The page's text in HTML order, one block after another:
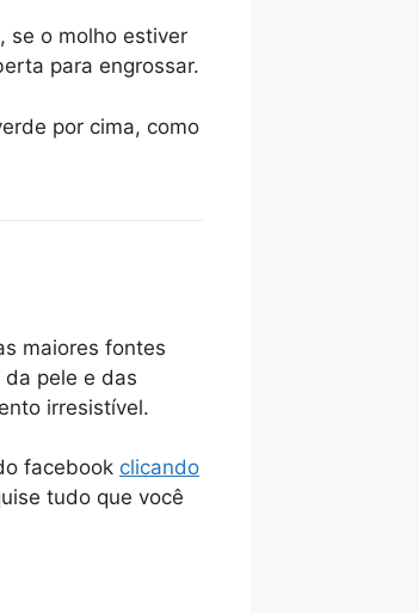
se o molho estiver
para engrossar.
por cima, como
maiores fontes
pele e das
irresistível.
facebook clicando
tudo que você